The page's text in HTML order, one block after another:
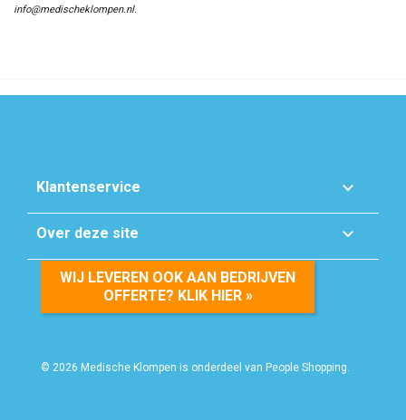
info@medischeklompen.nl.
Klantenservice 
Over deze site 
WIJ LEVEREN OOK AAN BEDRIJVEN
OFFERTE? KLIK HIER »
© 2026 Medische Klompen is onderdeel van People Shopping.